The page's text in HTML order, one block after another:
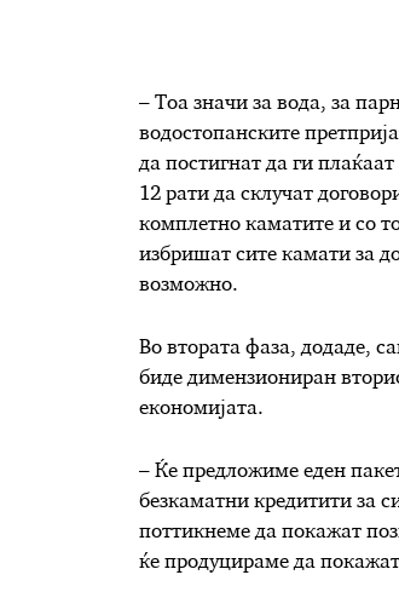
– Тоа значи за вода, за
водостопанските
да постигнат да ги
12 рати да склучат
комплетно каматите и со
избришат сите камати за
возможно.
Во втората фаза, додаде,
биде димензиониран
економијата.
– Ќе предложиме еден
безкаматни кредитити за
поттикнеме да покажат
ќе продуцираме да